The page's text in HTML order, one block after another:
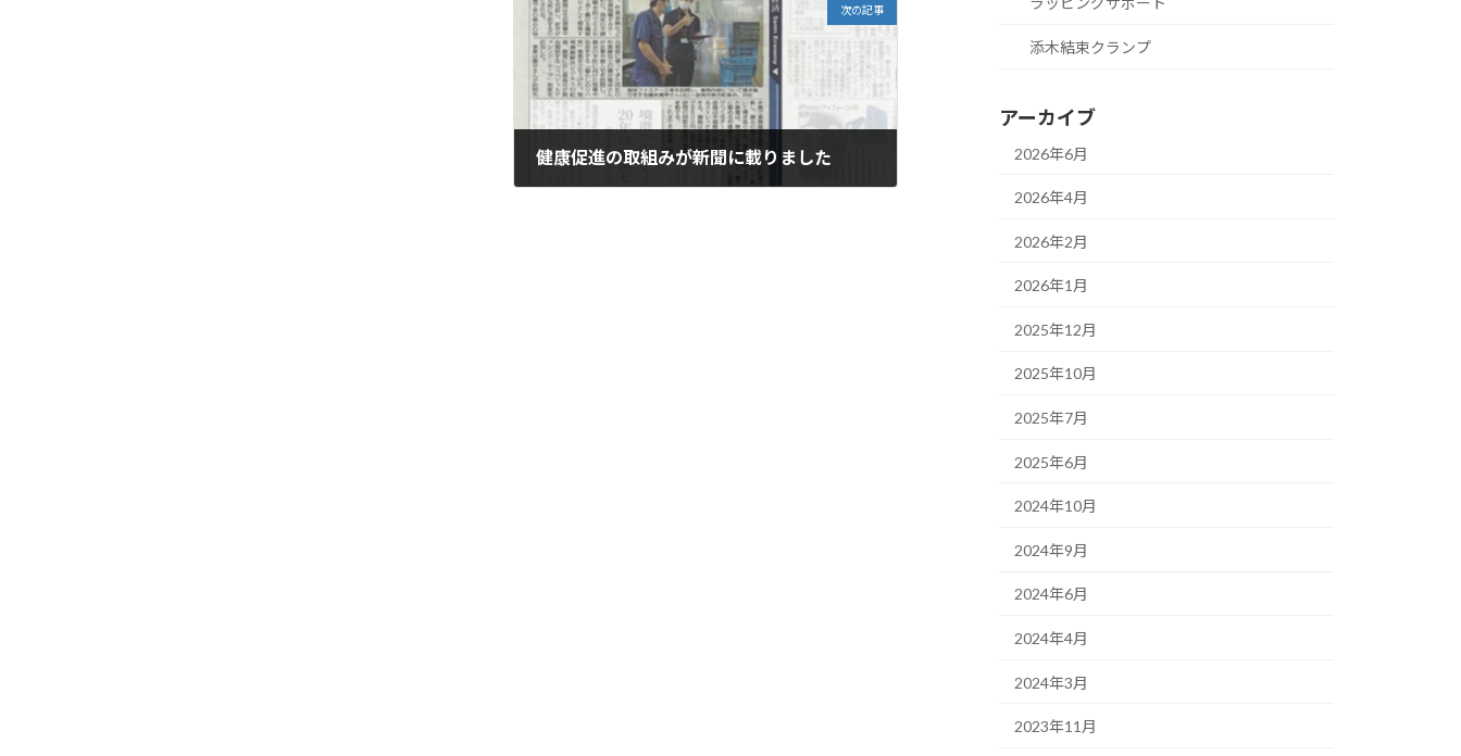
次の記事
健康促進の取組みが新聞に載りました
添木結束クランプ
アーカイブ
2026年6月
2026年4月
2026年2月
2026年1月
2025年12月
2025年10月
2025年7月
2025年6月
2024年10月
2024年9月
2024年6月
2024年4月
2024年3月
2023年11月